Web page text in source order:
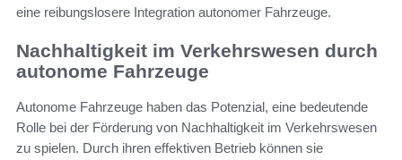
eine reibungslosere Integration autonomer Fahrzeuge.
Nachhaltigkeit im Verkehrswesen durch
autonome Fahrzeuge
Autonome Fahrzeuge haben das Potenzial, eine bedeutende
Rolle bei der Förderung von Nachhaltigkeit im Verkehrswesen
zu spielen. Durch ihren effektiven Betrieb können sie